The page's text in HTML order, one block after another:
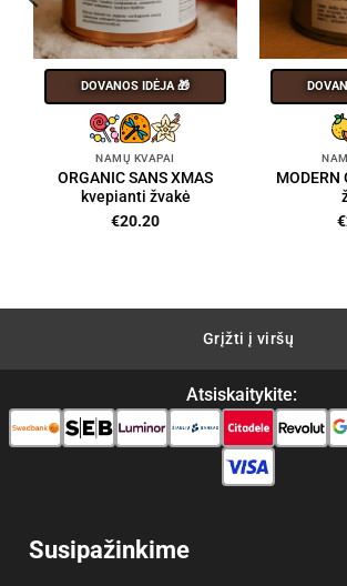
DOVANOS IDĖJA 🎁
NAMŲ KVAPAI
ORGANIC SANS XMAS
kvepianti žvakė
€20.20
€
Grįžti į viršų
Atsiskaitykite:
Susipažinkime